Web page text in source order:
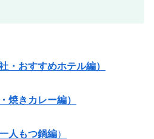
おすすめホテル編）
焼きカレー編）
人もつ鍋編）